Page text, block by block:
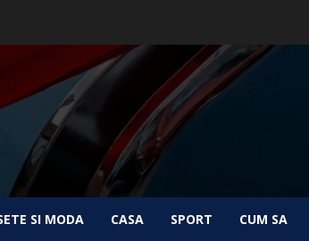
SI MODA CASA SPORT CUM SA